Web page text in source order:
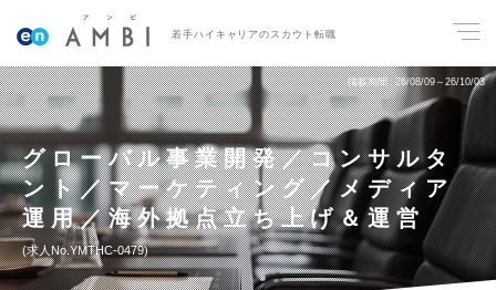
若手ハイキャリアのスカウト転職
掲載期間 26/08/09～26/10/03
グローバル事業開発／コンサルタ
ント／マーケティング／メディア
運用／海外拠点立ち上げ＆運営
求人No.YMTHC-0479